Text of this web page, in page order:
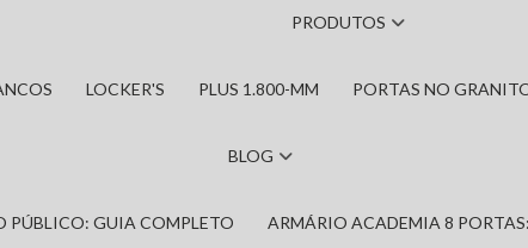
PRODUTOS
LOCKER'S PLUS 1.800-MM PORTAS NO
BLOG
PÚBLICO: GUIA COMPLETO ARMÁRIO ACADEMIA 8